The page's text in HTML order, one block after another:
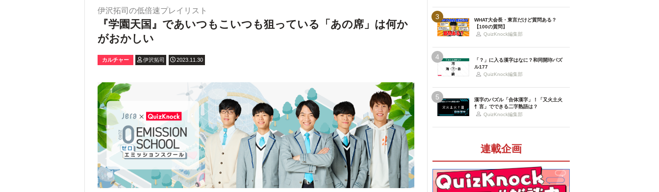
伊沢拓司の低倍速プレイリスト
『学園天国』であいつもこいつも狙っている「あの席」は何か
がおかしい
カルチャー 伊沢拓司 2023.11.30
3
WHAT大会長・東言だけど質問ある？
【100の質問】
QuizKnock編集部
4
「？」に入る漢字はなに？和同開珎パズ
ル177
QuizKnock編集部
5
漢字のパズル「合体漢字」！「又火土火
忄言」でできる二字熟語は？
QuizKnock編集部
連載企画